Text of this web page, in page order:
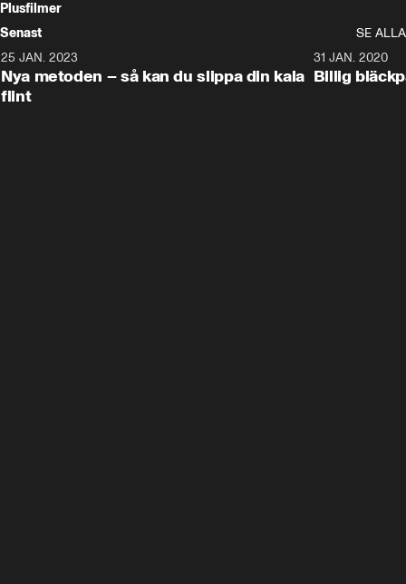
Plusfilmer
Senast
SE ALLA
25 JAN. 2023
Nya metoden – så kan du slippa din kala
flint
31 JAN. 2020
Billig